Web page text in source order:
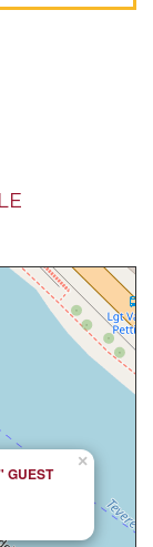
×
GUEST